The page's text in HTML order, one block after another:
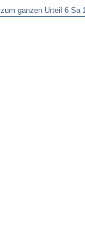
zum ganzen Urteil 6 Sa